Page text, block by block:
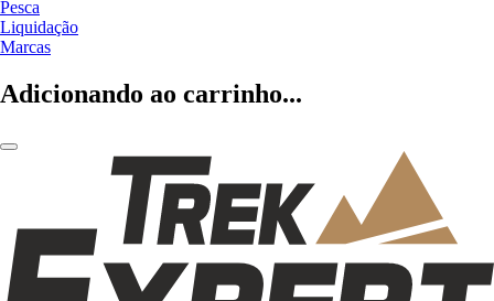
Pesca
Liquidação
Marcas
Adicionando ao carrinho...